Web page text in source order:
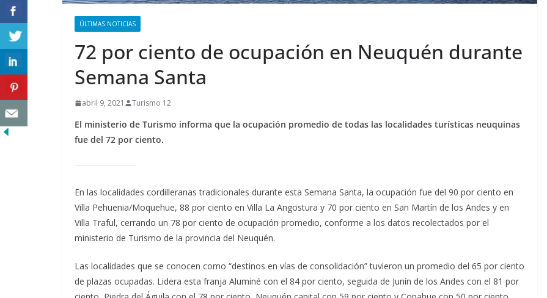
ÚLTIMAS NOTICIAS
72 por ciento de ocupación en Neuquén durante
Semana Santa
abril 9, 2021 Turismo 12
El ministerio de Turismo informa que la ocupación promedio de todas las localidades turísticas neuquinas
fue del 72 por ciento.
En las localidades cordilleranas tradicionales durante esta Semana Santa, la ocupación fue del 90 por ciento en
Villa Pehuenia/Moquehue, 88 por ciento en Villa La Angostura y 70 por ciento en San Martín de los Andes y en
Villa Traful, cerrando un 78 por ciento de ocupación promedio, conforme a los datos recolectados por el
ministerio de Turismo de la provincia del Neuquén.
Las localidades que se conocen como “destinos en vías de consolidación” tuvieron un promedio del 65 por ciento
de plazas ocupadas. Lidera esta franja Aluminé con el 84 por ciento, seguida de Junín de los Andes con el 81 por